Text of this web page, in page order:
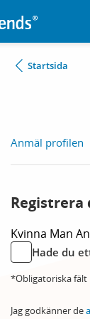
Startsida
Anmäl profilen
Kvinna Man
Hade du
*Obligatoriska fält
Jag godkänner de